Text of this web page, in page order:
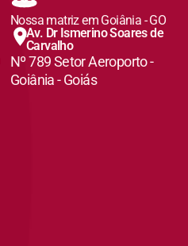
Nossa matriz em Goiânia - GO
Av. Dr Ismerino Soares de
Carvalho
Nº 789 Setor Aeroporto -
Goiânia - Goiás